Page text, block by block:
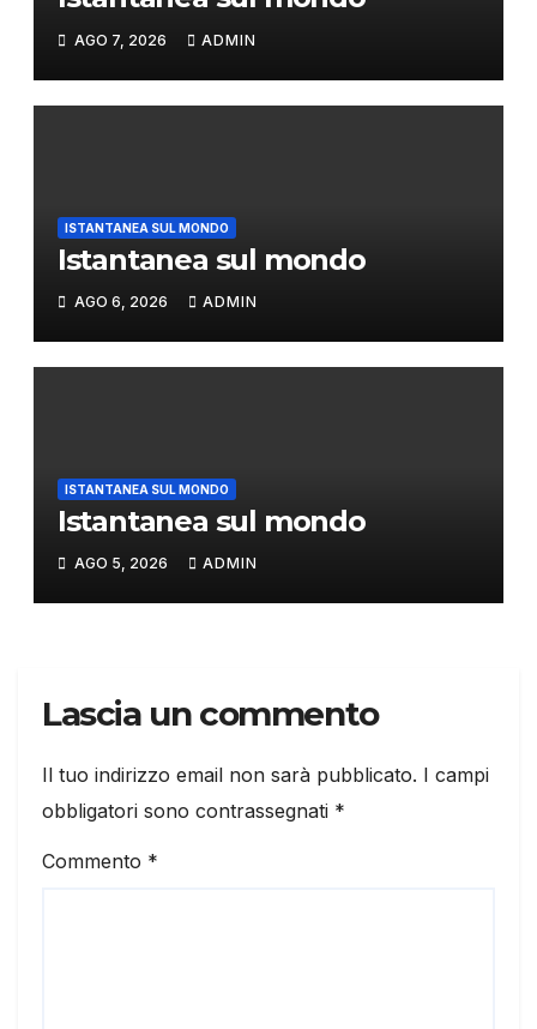
AGO 7, 2026 ADMIN
ISTANTANEA SUL MONDO
Istantanea sul mondo
AGO 6, 2026 ADMIN
ISTANTANEA SUL MONDO
Istantanea sul mondo
AGO 5, 2026 ADMIN
Lascia un commento
Il tuo indirizzo email non sarà pubblicato. I campi
obbligatori sono contrassegnati *
Commento *